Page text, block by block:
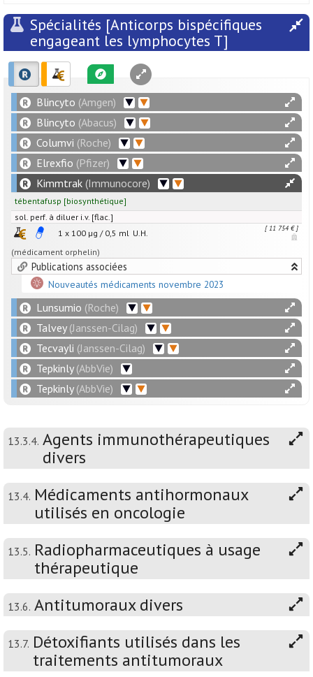
Spécialités [Anticorps bispécifiques
engageant les lymphocytes T]
Blincyto (Amgen)
Blincyto (Abacus)
Columvi (Roche)
Elrexfio (Pfizer)
Kimmtrak (Immunocore)
tébentafusp [biosynthétique]
sol. perf. à diluer i.v. [flac.]
1 x 100 µg / 0,5 ml U.H. [ 11 754 € ]
(médicament orphelin)
Publications associées
Nouveautés médicaments novembre 2023
Lunsumio (Roche)
Talvey(Janssen-Cilag)
Tecvayli (Janssen-Cilag)
Tepkinly(AbbVie)
Tepkinly(AbbVie)
13.3.4. Agents immunothérapeutiques
divers
13.4. Médicaments antihormonaux
utilisés en oncologie
13.5. Radiopharmaceutiques à usage
thérapeutique
13.6. Antitumoraux divers
13.7. Détoxifiants utilisés dans les
traitements antitumoraux